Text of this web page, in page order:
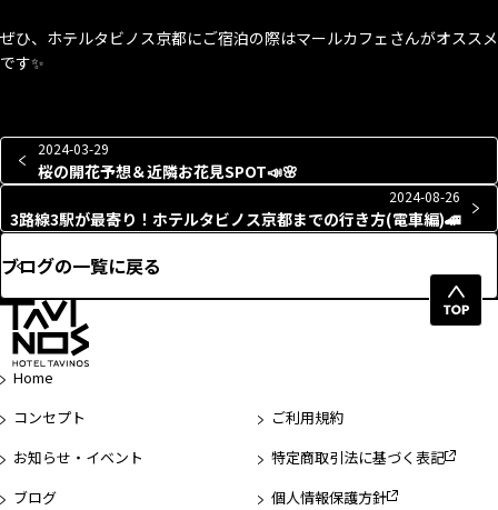
ぜひ、ホテルタビノス京都にご宿泊の際はマールカフェさんがオススメ
です✨
2024-03-29
桜の開花予想＆近隣お花見SPOT📣🌸
2024-08-26
3路線3駅が最寄り！ホテルタビノス京都までの行き方(電車編)🚄
ブログの一覧に戻る
ペ
Home
コンセプト
お知らせ・イベント
ブログ
ご利用規約
特定商取引法に基づく表記
個人情報保護方針